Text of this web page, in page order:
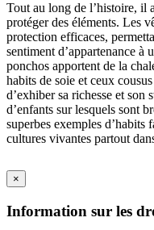
Tout au long de l’histoire, il
protéger des éléments. Les
protection efficaces,
sentiment d’appartenance à
ponchos apportent de la
habits de soie et ceux
d’exhiber sa richesse et son
d’enfants sur lesquels sont
superbes exemples
cultures vivantes partout
×
Information sur les